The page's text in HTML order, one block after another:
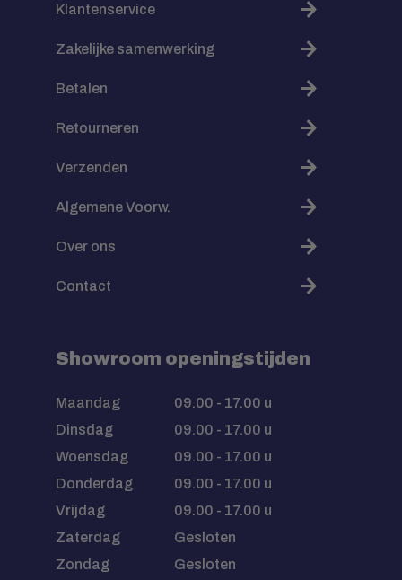
Klantenservice
Zakelijke samenwerking
Betalen
Retourneren
Verzenden
Algemene Voorw.
Over ons
Contact
Showroom openingstijden
Maandag
09.00 - 17.00 u
Dinsdag
09.00 - 17.00 u
Woensdag
09.00 - 17.00 u
Donderdag
09.00 - 17.00 u
Vrijdag
09.00 - 17.00 u
Zaterdag
Gesloten
Zondag
Gesloten